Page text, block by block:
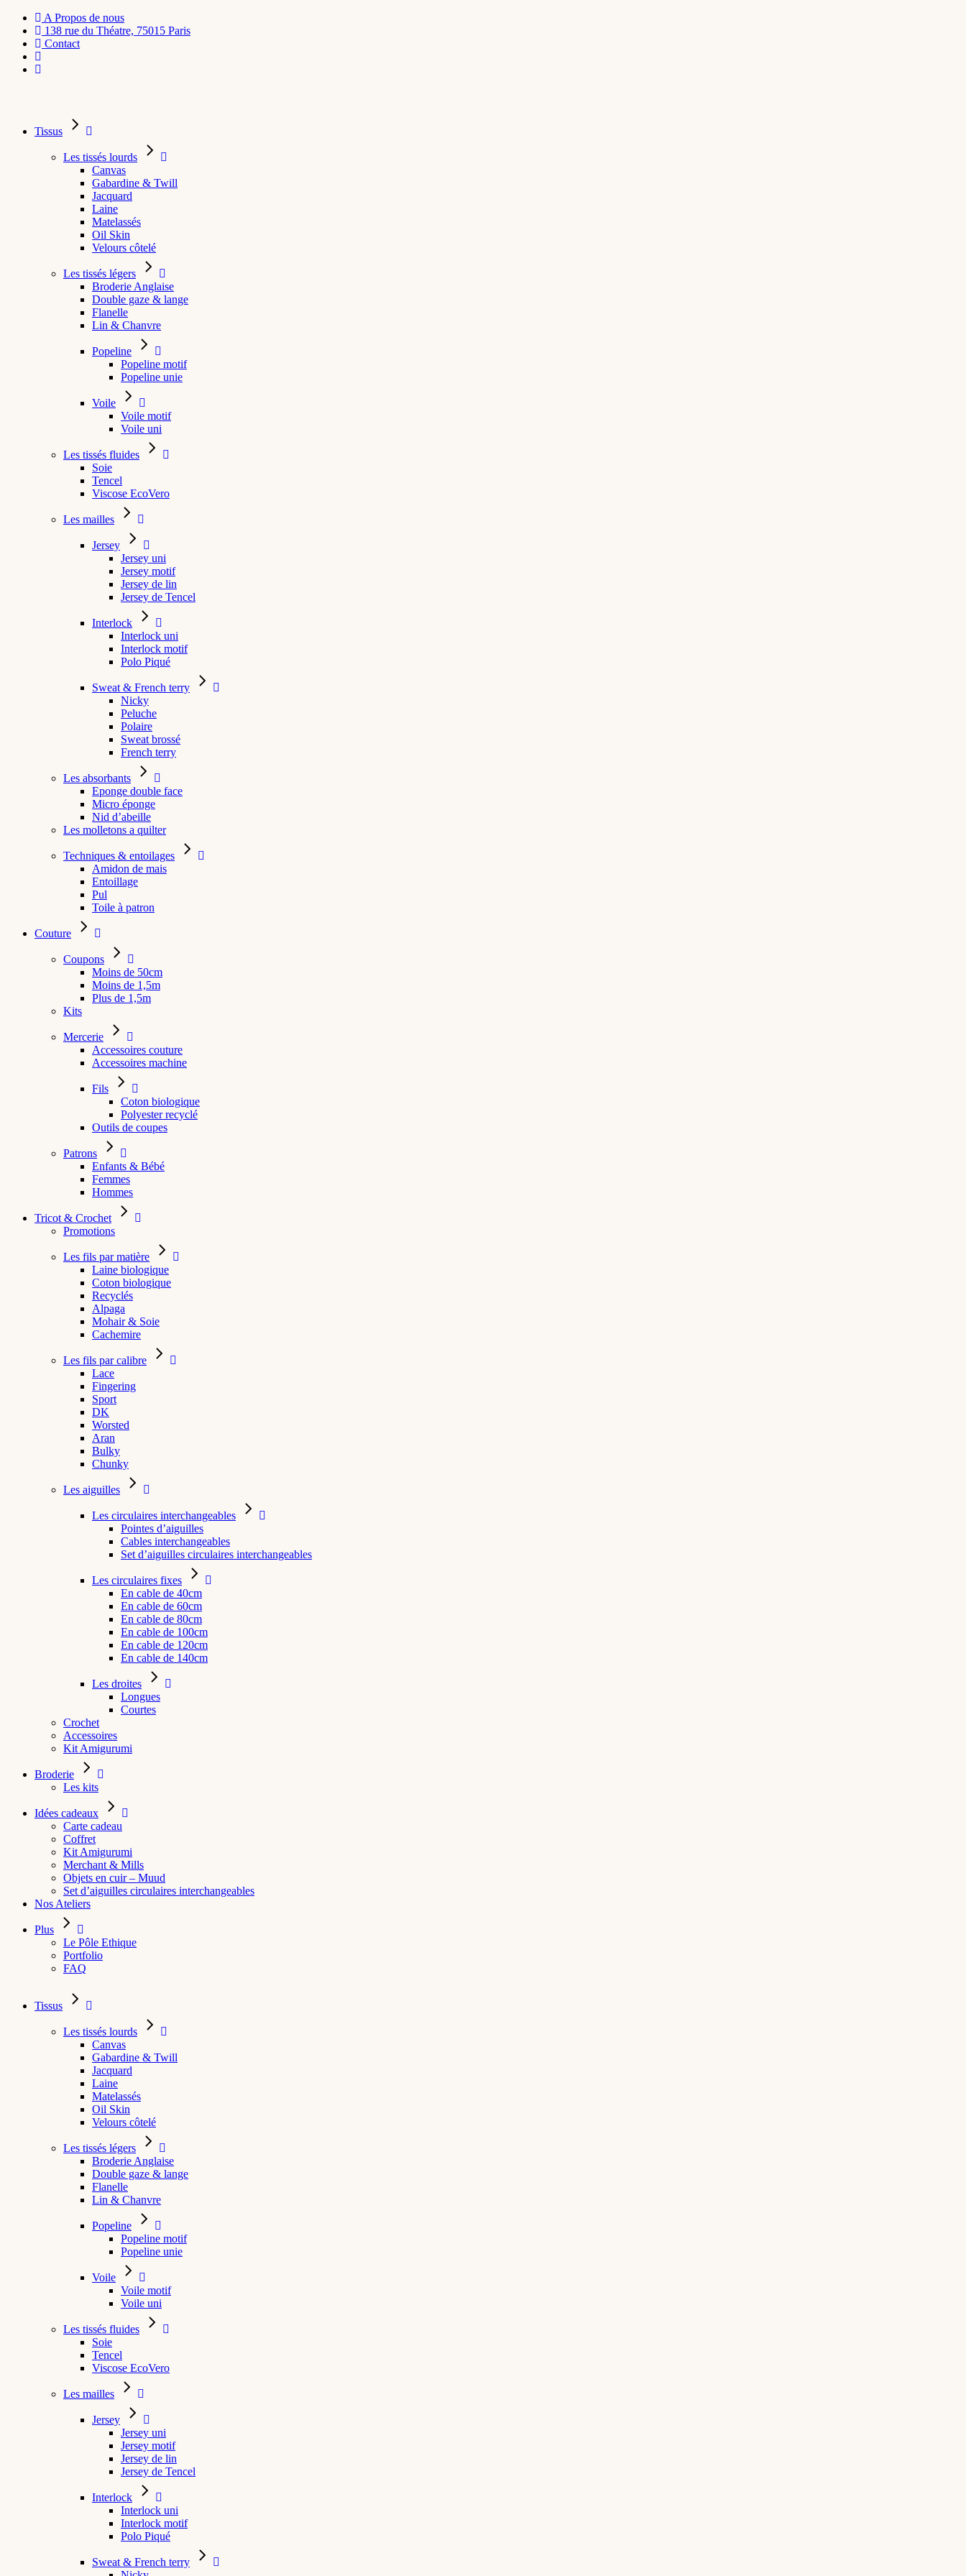
A Propos de nous
138 rue du Théatre, 75015 Paris
Contact
Tissus
Les tissés lourds
Canvas
Gabardine & Twill
Jacquard
Laine
Matelassés
Oil Skin
Velours côtelé
Les tissés légers
Broderie Anglaise
Double gaze & lange
Flanelle
Lin & Chanvre
Popeline
Popeline motif
Popeline unie
Voile
Voile motif
Voile uni
Les tissés fluides
Soie
Tencel
Viscose EcoVero
Les mailles
Jersey
Jersey uni
Jersey motif
Jersey de lin
Jersey de Tencel
Interlock
Interlock uni
Interlock motif
Polo Piqué
Sweat & French terry
Nicky
Peluche
Polaire
Sweat brossé
French terry
Les absorbants
Eponge double face
Micro éponge
Nid d’abeille
Les molletons a quilter
Techniques & entoilages
Amidon de mais
Entoillage
Pul
Toile à patron
Couture
Coupons
Moins de 50cm
Moins de 1,5m
Plus de 1,5m
Kits
Mercerie
Accessoires couture
Accessoires machine
Fils
Coton biologique
Polyester recyclé
Outils de coupes
Patrons
Enfants & Bébé
Femmes
Hommes
Tricot & Crochet
Promotions
Les fils par matière
Laine biologique
Coton biologique
Recyclés
Alpaga
Mohair & Soie
Cachemire
Les fils par calibre
Lace
Fingering
Sport
DK
Worsted
Aran
Bulky
Chunky
Les aiguilles
Les circulaires interchangeables
Pointes d’aiguilles
Cables interchangeables
Set d’aiguilles circulaires interchangeables
Les circulaires fixes
En cable de 40cm
En cable de 60cm
En cable de 80cm
En cable de 100cm
En cable de 120cm
En cable de 140cm
Les droites
Longues
Courtes
Crochet
Accessoires
Kit Amigurumi
Broderie
Les kits
Idées cadeaux
Carte cadeau
Coffret
Kit Amigurumi
Merchant & Mills
Objets en cuir – Muud
Set d’aiguilles circulaires interchangeables
Nos Ateliers
Plus
Le Pôle Ethique
Portfolio
FAQ
Tissus
Les tissés lourds
Canvas
Gabardine & Twill
Jacquard
Laine
Matelassés
Oil Skin
Velours côtelé
Les tissés légers
Broderie Anglaise
Double gaze & lange
Flanelle
Lin & Chanvre
Popeline
Popeline motif
Popeline unie
Voile
Voile motif
Voile uni
Les tissés fluides
Soie
Tencel
Viscose EcoVero
Les mailles
Jersey
Jersey uni
Jersey motif
Jersey de lin
Jersey de Tencel
Interlock
Interlock uni
Interlock motif
Polo Piqué
Sweat & French terry